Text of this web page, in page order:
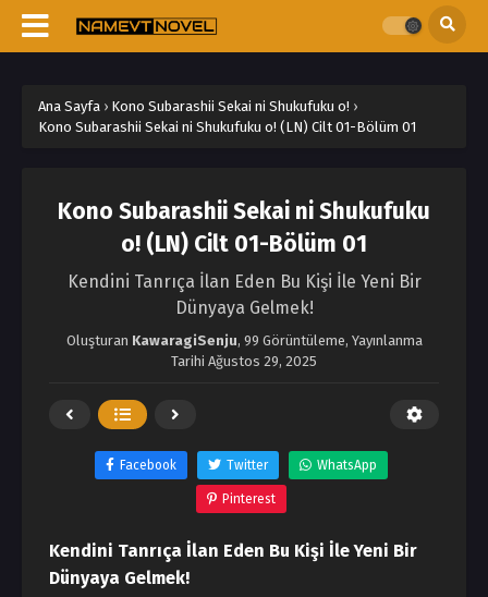
Ana Sayfa › Kono Subarashii Sekai ni Shukufuku o! ›
Kono Subarashii Sekai ni Shukufuku o! (LN) Cilt 01-Bölüm 01
Kono Subarashii Sekai ni Shukufuku
o! (LN) Cilt 01-Bölüm 01
Kendini Tanrıça İlan Eden Bu Kişi İle Yeni Bir
Dünyaya Gelmek!
Oluşturan KawaragiSenju, 99 Görüntüleme, Yayınlanma
Tarihi Ağustos 29, 2025
Facebook Twitter WhatsApp
Pinterest
Kendini Tanrıça İlan Eden Bu Kişi İle Yeni Bir
Dünyaya Gelmek!